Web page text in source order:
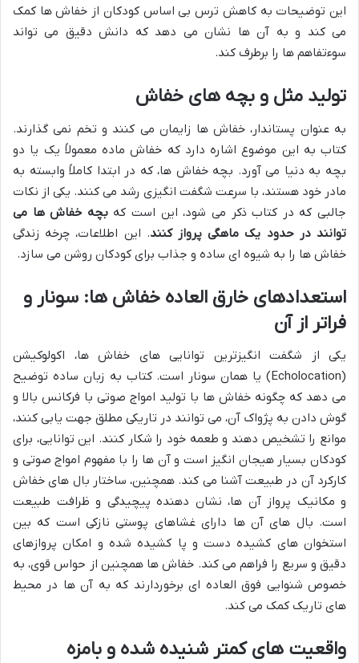
این توضیحات به کاهش ترس بی اساس کودکان از خفاش ها کمک
می کند و به آن ها نشان می دهد که دانش دقیق می تواند
سوءتفاهم ها را برطرف کند.
تولید مثل و بچه های خفاش
به عنوان پستاندار، خفاش ها زایمان می کنند و تخم نمی گذارند.
کتاب به این موضوع اشاره دارد که خفاش ماده معمولاً یک یا دو
بچه به دنیا می آورد. بچه خفاش ها، که در ابتدا کاملاً وابسته به
مادر خود هستند، با سرعت شگفت انگیزی رشد می کنند. یکی از نکات
جالبی که در کتاب ذکر می شود، این است کهبچه خفاش ها می
توانند در حدود یک ماهگی پرواز کنند. این اطلاعات، چرخه زندگی
خفاش ها را به شیوه ای ساده و جذاب برای کودکان روشن می سازد.
استعدادهای خارق العاده خفاش ها: سونار و
فراتر از آن
یکی از شگفت انگیزترین توانایی های خفاش ها، اکولوکیشن
(Echolocation) یا همان سونار است. کتاب به زبان ساده توضیح
می دهد که چگونه خفاش ها با تولید امواج صوتی با فرکانس بالا و
گوش دادن به پژواک آن، می توانند در تاریکی مطلق جهت یابی کنند،
موانع را تشخیص دهند و طعمه خود را شکار کنند. این توانایی، برای
کودکان بسیار هیجان انگیز است و آن ها را با مفهوم امواج صوتی و
کارکرد آن در طبیعت آشنا می کند. همچنین، ساختار بال های خفاش
و مکانیک پرواز آن ها، نشان دهنده پیچیدگی و ظرافت طبیعت
است. بال های آن ها دارای غشاهای پوستی نازکی است که بین
استخوان های کشیده دست و پا کشیده شده و امکان پروازهای
دقیق و سریع را فراهم می کند. خفاش ها همچنین از حواس قوی، به
خصوص شنوایی فوق العاده ای برخوردارند که به آن ها در محیط
های تاریک کمک می کند.
واقعیت های کمتر شنیده شده و بامزه